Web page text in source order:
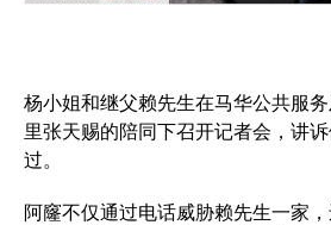
杨小姐和继父赖先生在马华公共服
里张天赐的陪同下召开记者会，讲
过。
阿窿不仅通过电话威胁赖先生一家